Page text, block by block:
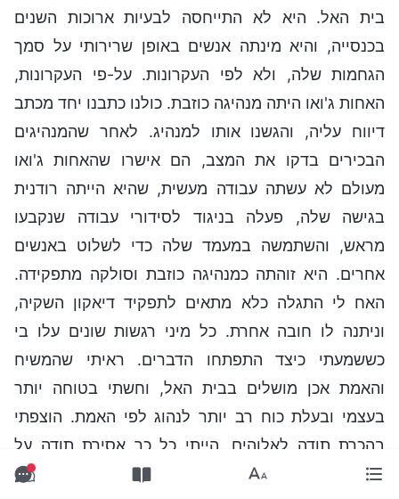
בית האל. היא לא התייחסה לבעיות ארוכות השנים
בכנסייה, והיא מינתה אנשים באופן שרירותי על סמך
הגחמות שלה, ולא לפי העקרונות. על-פי העקרונות,
האחות ג'ואו היתה מנהיגה כוזבת. כולנו כתבנו יחד מכתב
דיווח עליה, והגשנו אותו למנהיג. לאחר שהמנהיגים
הבכירים בדקו את המצב, הם אישרו שהאחות ג'ואו
מעולם לא עשתה עבודה מעשית, שהיא הייתה רודנית
בגישה שלה, פעלה בניגוד לסידורי עבודה שנקבעו
מראש, והשתמשה במעמד שלה כדי לשלוט באנשים
אחרים. היא זוהתה כמנהיגה כוזבת וסולקה מתפקידה.
האח לי התגלה כלא מתאים לתפקיד דיאקון השקיה,
וניתנה לו חובה אחרת. כל מיני רגשות שונים עלו בי
כששמעתי כיצד התפתחו הדברים. ראיתי שהמשיח
והאמת אכן מושלים בבית האל, וחשתי בטוחה יותר
בעצמי ובעלת כוח רב יותר לנהוג לפי האמת. הוצפתי
בהכרת תודה לאלוהים. הייתי כל כך אסירת תודה על
הנאורות וההנחיה של דברי האל שאפשרו לי להשתחרר